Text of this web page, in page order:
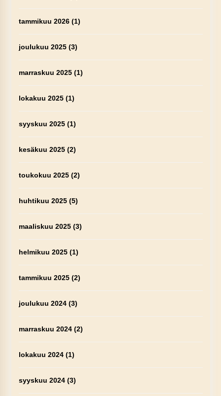
tammikuu 2026(1)
joulukuu 2025(3)
marraskuu 2025(1)
lokakuu 2025(1)
syyskuu 2025(1)
kesäkuu 2025(2)
toukokuu 2025(2)
huhtikuu 2025(5)
maaliskuu 2025(3)
helmikuu 2025(1)
tammikuu 2025(2)
joulukuu 2024(3)
marraskuu 2024(2)
lokakuu 2024(1)
syyskuu 2024(3)